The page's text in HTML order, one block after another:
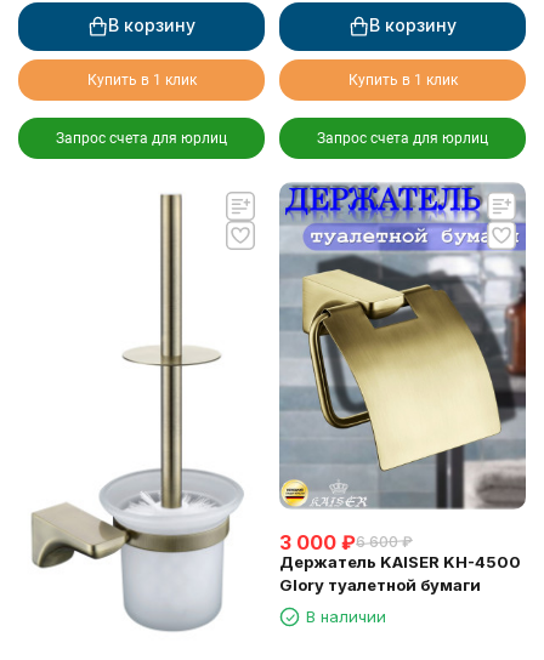
В корзину
Купить в 1 клик
Запрос счета для юрлиц
В корзину
Купить в 1 клик
Запрос счета для юрлиц
3 000 ₽6 600 ₽
Держатель KAISER KH-4500
Glory туалетной бумаги
В наличии